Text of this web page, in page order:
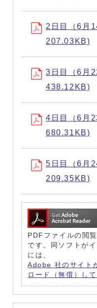
2日目（6月
207.03KB)
3日目（6月
438.12KB)
4日目（6月
680.31KB)
5日目（6月
209.35KB)
PDFファイルの閲
です。同ソフトが
には、
Adobe 社のサイト
ロード（無償）して